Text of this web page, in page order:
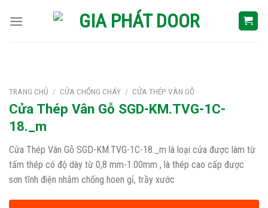
TRANG CHỦ / CỬA CHỐNG CHÁY / CỬA THÉP VÂN GỖ
Cửa Thép Vân Gỗ SGD-KM.TVG-1C-
18._m
Cửa Thép Vân Gỗ SGD-KM.TVG-1C-18._m là loại cửa được làm từ
tấm thép có độ dày từ 0,8 mm-1.00mm , là thép cao cấp được
sơn tĩnh điện nhằm chống hoen gỉ, trầy xước